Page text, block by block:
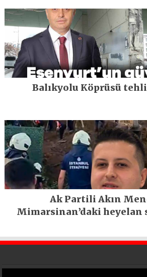
Balıkyolu Köprüsü
Ak Partili Akın
Mimarsinan’daki heyelan